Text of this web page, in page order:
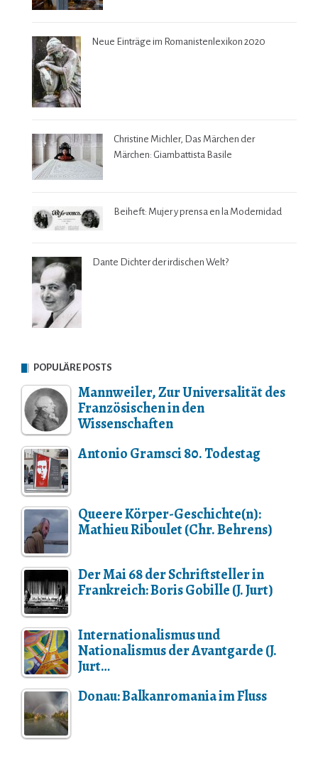
Neue Einträge im Romanistenlexikon 2020
Christine Michler, Das Märchen der
Märchen: Giambattista Basile
Beiheft: Mujer y prensa en la Modernidad
Dante Dichter der irdischen Welt?
POPULÄRE POSTS
Mannweiler, Zur Universalität des
Französischen in den
Wissenschaften
Antonio Gramsci 80. Todestag
Queere Körper-Geschichte(n):
Mathieu Riboulet (Chr. Behrens)
Der Mai 68 der Schriftsteller in
Frankreich: Boris Gobille (J. Jurt)
Internationalismus und
Nationalismus der Avantgarde (J.
Jurt…
Donau: Balkanromania im Fluss